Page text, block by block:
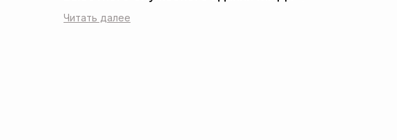
Читать далее